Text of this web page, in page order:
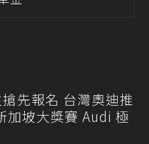
先報名 台灣奧迪推
加坡大獎賽 Audi 極